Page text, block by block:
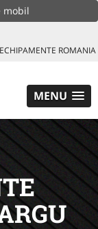
mobil
ROMANIA
MENU